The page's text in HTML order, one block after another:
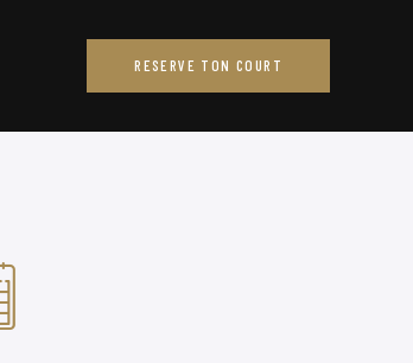
RESERVE TON COURT